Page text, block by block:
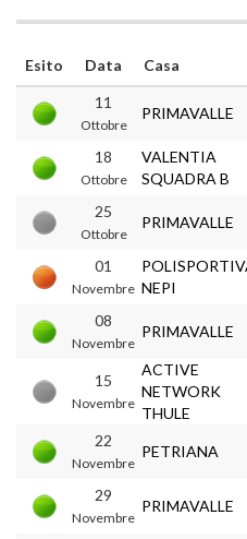
Esito Data Casa
11
Ottobre
PRIMAVALLE
18
Ottobre
VALENTIA
SQUADRA B
25
Ottobre
PRIMAVALLE
01
Novembre NEPI
08
Novembre
PRIMAVALLE
15
Novembre
ACTIVE
NETWORK
THULE
22
Novembre
PETRIANA
29
Novembre
PRIMAVALLE